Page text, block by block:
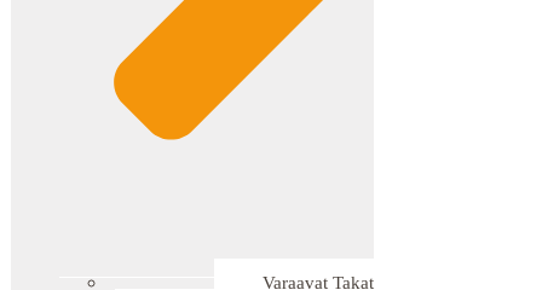
Varaavat Takat